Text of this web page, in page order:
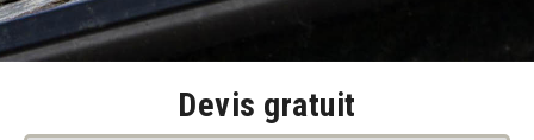
Devis gratuit